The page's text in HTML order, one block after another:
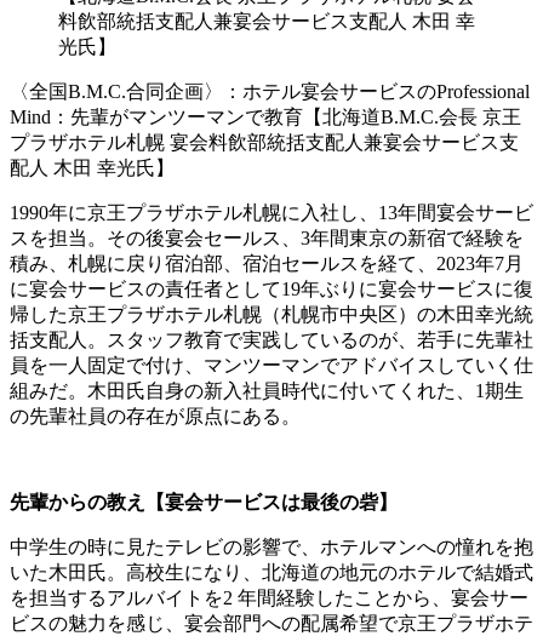
〈全国B.M.C.合同企画〉：ホテル宴会サービスのProfessional
Mind：先輩がマンツーマンで教育【北海道B.M.C.会長 京王
プラザホテル札幌 宴会料飲部統括支配人兼宴会サービス支
配人 木田 幸光氏】
1990年に京王プラザホテル札幌に入社し、13年間宴会サービ
スを担当。その後宴会セールス、3年間東京の新宿で経験を
積み、札幌に戻り宿泊部、宿泊セールスを経て、2023年7月
に宴会サービスの責任者として19年ぶりに宴会サービスに復
帰した京王プラザホテル札幌（札幌市中央区）の木田幸光統
括支配人。スタッフ教育で実践しているのが、若手に先輩社
員を一人固定で付け、マンツーマンでアドバイスしていく仕
組みだ。木田氏自身の新入社員時代に付いてくれた、1期生
の先輩社員の存在が原点にある。
先輩からの教え【宴会サービスは最後の砦】
中学生の時に見たテレビの影響で、ホテルマンへの憧れを抱
いた木田氏。高校生になり、北海道の地元のホテルで結婚式
を担当するアルバイトを2 年間経験したことから、宴会サー
ビスの魅力を感じ、宴会部門への配属希望で京王プラザホテ